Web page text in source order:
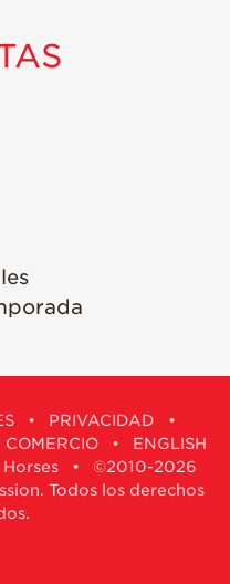
• PRIVACIDAD •
• ENGLISH
• ©2010-2026
Todos los derechos